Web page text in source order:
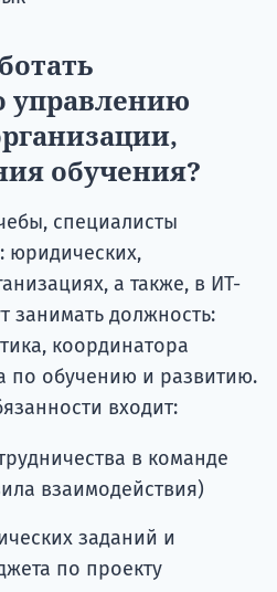
управлению
обучения?
специалисты
юридических,
а также, в ИТ-
занимать должность:
координатора
по обучению и развитию.
входит:
в команде
взаимодействия)
заданий и
по проекту